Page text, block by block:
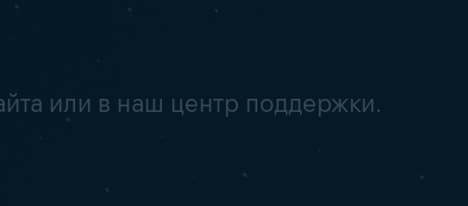
или в наш центр поддержки.